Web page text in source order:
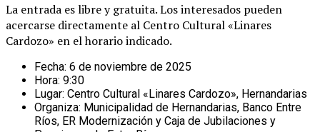
La entrada es libre y gratuita. Los interesados ​​pueden
acercarse directamente al Centro Cultural «Linares
Cardozo» en el horario indicado.
Fecha: 6 de noviembre de 2025
Hora: 9:30
Lugar: Centro Cultural «Linares Cardozo», Hernandarias
Organiza: Municipalidad de Hernandarias, Banco Entre
Ríos, ER Modernización y Caja de Jubilaciones y